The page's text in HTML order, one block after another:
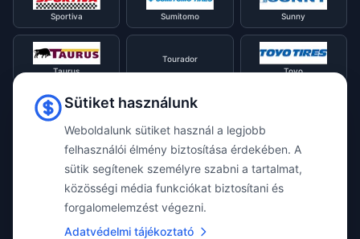
Sportiva Sumitomo Sunny
Taurus
Tourador
Toyo
Tracmax
Triangle
Viking Voyager
Vredestein
Sütiket használunk
Weboldalunk sütiket használ a legjobb
felhasználói élmény biztosítása érdekében. A
sütik segítenek személyre szabni a tartalmat,
közösségi média funkciókat biztosítani és
forgalomelemzést végezni.
Adatvédelmi tájékoztató